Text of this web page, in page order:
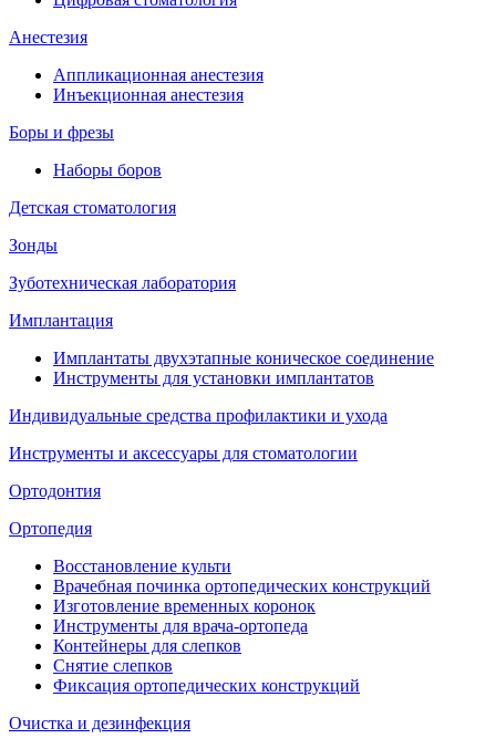
Анестезия
Аппликационная анестезия
Инъекционная анестезия
Боры и фрезы
Наборы боров
Детская стоматология
Зонды
Зуботехническая лаборатория
Имплантация
Имплантаты двухэтапные коническое соединение
Инструменты для установки имплантатов
Индивидуальные средства профилактики и ухода
Инструменты и аксессуары для стоматологии
Ортодонтия
Ортопедия
Восстановление культи
Врачебная починка ортопедических конструкций
Изготовление временных коронок
Инструменты для врача-ортопеда
Контейнеры для слепков
Снятие слепков
Фиксация ортопедических конструкций
Очистка и дезинфекция